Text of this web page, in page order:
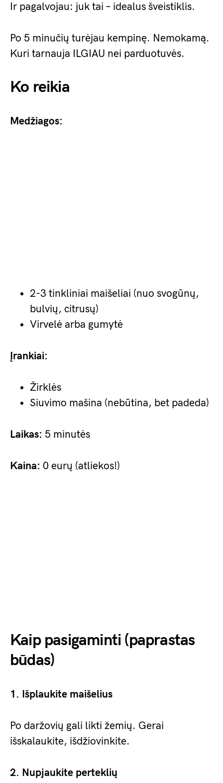
Ir pagalvojau: juk tai – idealus šveistiklis.
Po 5 minučių turėjau kempinę. Nemokamą.
Kuri tarnauja ILGIAU nei parduotuvės.
Ko reikia
Medžiagos:
2-3 tinkliniai maišeliai (nuo svogūnų,
bulvių, citrusų)
Virvelė arba gumytė
Įrankiai:
Žirklės
Siuvimo mašina (nebūtina, bet padeda)
Laikas: 5 minutės
Kaina: 0 eurų (atliekos!)
Kaip pasigaminti (paprastas
būdas)
1. Išplaukite maišelius
Po daržovių gali likti žemių. Gerai
išskalaukite, išdžiovinkite.
2. Nupjaukite perteklių